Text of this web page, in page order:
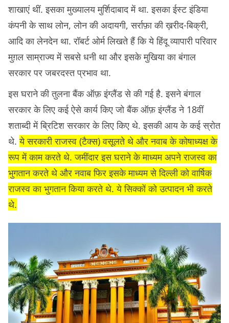
शाखाएं थीं. इसका मुख्यालय मुर्शिदाबाद में था. इसका ईस्ट इंडिया
कंपनी के साथ लोन, लोन की अदायगी, सर्राफ़ा की ख़रीद-बिक्री,
आदि का लेनदेन था. रॉबर्ट ओर्म लिखते हैं कि ये हिंदू व्यापारी परिवार
मुग़ल साम्राज्य में सबसे धनी था और इसके मुखिया का बंगाल
सरकार पर जबरदस्त प्रभाव था.
इस घराने की तुलना बैंक ऑफ़ इंग्लैंड से की गई है. इसने बंगाल
सरकार के लिए कई ऐसे कार्य किए जो बैंक ऑफ़ इंग्लैंड ने 18वीं
शताब्दी में ब्रिटिश सरकार के लिए किए थे. इसकी आय के कई स्रोत
थे.ये सरकारी राजस्व (टैक्स) वसूलते थे और नवाब के कोषाध्यक्ष के
रूप में काम करते थे. जमींदार इस घराने के माध्यम अपने राजस्व का
भुगतान करते थे और नवाब फिर इसके माध्यम से दिल्ली को वार्षिक
राजस्व का भुगतान किया करते थे. ये सिक्कों को उत्पादन भी करते
थे.